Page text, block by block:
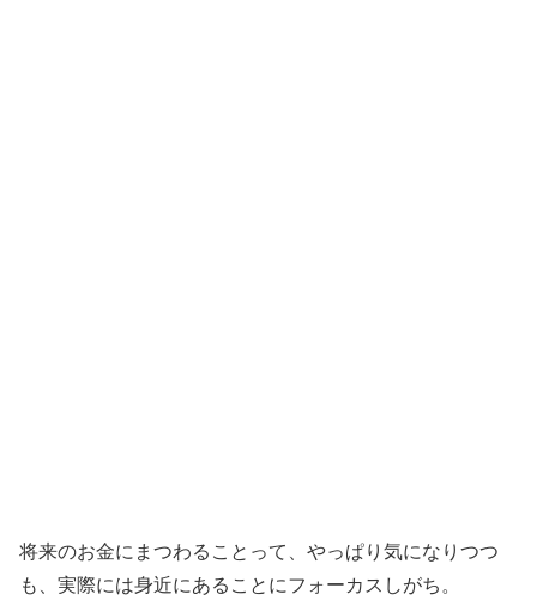
将来のお金にまつわることって、やっぱり気になりつつ
も、実際には身近にあることにフォーカスしがち。